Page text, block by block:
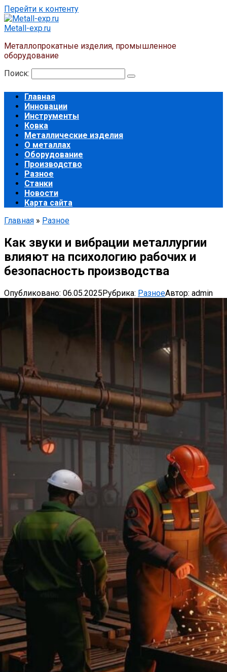
Перейти к контенту
Metall-exp.ru
Металлопрокатные изделия, промышленное
оборудование
Поиск:
Главная
Инновации
Инструменты
Ковка
Металлические изделия
О металлах
Оборудование
Производство
Разное
Станки
Новости
Карта сайта
Главная » Разное
Как звуки и вибрации металлургии
влияют на психологию рабочих и
безопасность производства
Опубликовано: 06.05.2025Рубрика: РазноеАвтор: admin